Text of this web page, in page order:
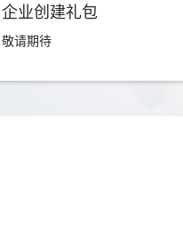
企业创建礼包
敬请期待